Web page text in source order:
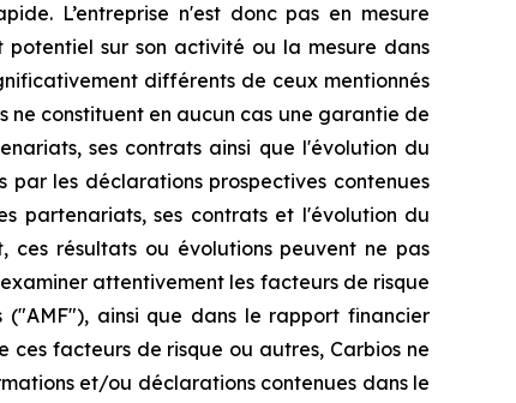
L’entreprise n'est donc pas en mesure
sur son activité ou la mesure dans
différents de ceux mentionnés
constituent en aucun cas une garantie de
ses contrats ainsi que l'évolution du
les déclarations prospectives contenues
partenariats, ses contrats et l'évolution du
ces résultats ou évolutions peuvent ne pas
attentivement les facteurs de risque
("AMF"), ainsi que dans le rapport financier
facteurs de risque ou autres, Carbios ne
et/ou déclarations contenues dans le